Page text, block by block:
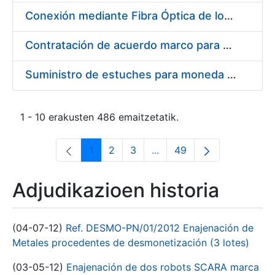
Conexión mediante Fibra Óptica de los Centros de Proceso de Datos (CPDs) de las sedes de la FNMT-RCM de Burgos y Madrid
Contratación de acuerdo marco para el Suministro de Material de Electricidad para la Fábrica Nacional de Moneda y Timbre-Real Casa de la Moneda en su centro de trabajo de Burgos
Suministro de estuches para moneda de 30 €
1 - 10 erakusten 486 emaitzetatik.
Orrialdea
1 Orrialdea
2 Orrialdea
3 ...Intermediate Pages Use
Orrialdea
49
Adjudikazioen historia
(04-07-12) Ref. DESMO-PN/01/2012 Enajenación de
Metales procedentes de desmonetización (3 lotes)
(03-05-12) Enajenación de dos robots SCARA marca